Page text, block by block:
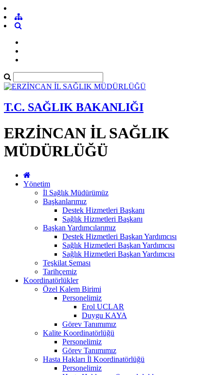
T.C. SAĞLIK BAKANLIĞI
ERZİNCAN İL SAĞLIK
MÜDÜRLÜĞÜ
Yönetim
İl Sağlık Müdürümüz
Başkanlarımız
Destek Hizmetleri Başkanı
Sağlık Hizmetleri Başkanı
Başkan Yardımcılarımız
Destek Hizmetleri Başkan Yardımcısı
Sağlık Hizmetleri Başkan Yardımcısı
Sağlık Hizmetleri Başkan Yardımcısı
Teşkilat Şeması
Tarihçemiz
Koordinatörlükler
Özel Kalem Birimi
Personelimiz
Erol UCLAR
Duygu KAYA
Görev Tanımımız
Kalite Koordinatörlüğü
Personelimiz
Görev Tanımımız
Hasta Hakları İl Koordinatörlüğü
Personelimiz